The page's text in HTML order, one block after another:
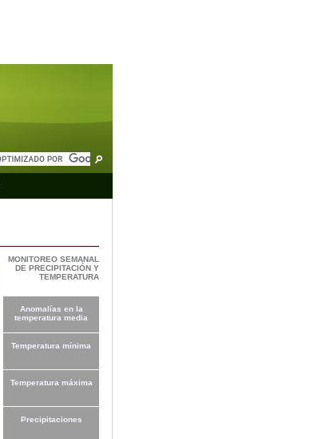
MONITOREO SEMANAL
DE PRECIPITACIÓN Y
TEMPERATURA
Anomalías en la
temperatura media
Temperatura mínima
Temperatura máxima
Precipitaciones